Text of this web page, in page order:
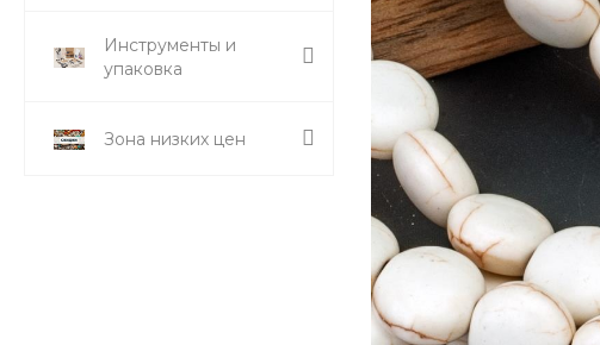
Инструменты и
упаковка
Зона низких цен